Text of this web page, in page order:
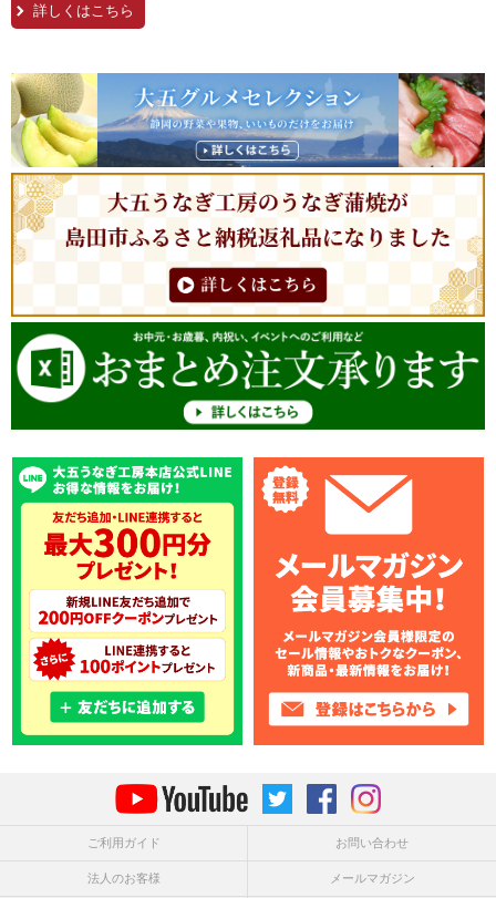
詳しくはこちら
ご利用ガイド お問い合わせ
法人のお客様 メールマガジン